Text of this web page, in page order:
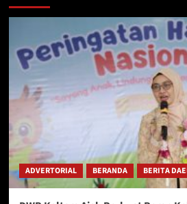
ADVERTORIAL BERANDA BERITA